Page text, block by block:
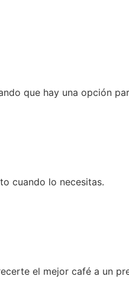
que hay una opción
cuando lo necesitas.
el mejor café a un